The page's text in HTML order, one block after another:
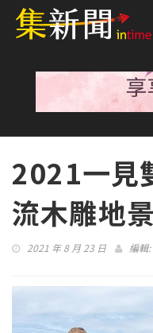
2021一見
流木雕地
2021 年 8 月 23 日 編輯: